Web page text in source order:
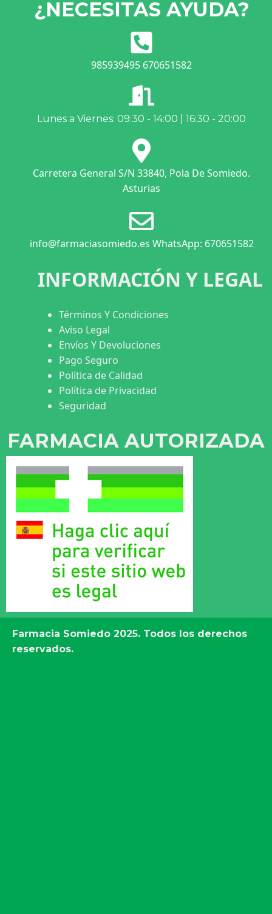
¿NECESITAS AYUDA?
985939495 670651582
Lunes a Viernes: 09:30 - 14:00 | 16:30 - 20:00
Carretera General S/N 33840, Pola De Somiedo.
Asturias
info@farmaciasomiedo.es WhatsApp: 670651582
INFORMACIÓN Y LEGAL
Términos Y Condiciones
Aviso Legal
Envíos Y Devoluciones
Pago Seguro
Política de Calidad
Política de Privacidad
Seguridad
FARMACIA AUTORIZADA
Farmacia Somiedo 2025. Todos los derechos
reservados.